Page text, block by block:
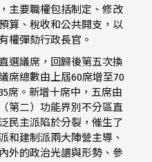
主要職權包括制定、修改
算、稅收和公共開支，以
權彈劾行政長官。
選議席，回歸後第五次換
席總數由上屆60席增至70
席。新增十席中，五席由
第二）功能界別不分區直
民主派陷於分裂，催生了
和建制派兩大陣營主導、
外的政治光譜與形勢、參